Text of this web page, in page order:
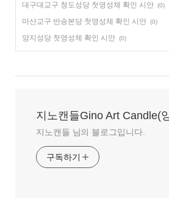
대구대교구 청도성당 첫영성체 확인 시안 (0)
마산교구 반송본당 첫영성체 확인 시안 (0)
양지성당 첫영성체 확인 시안 (0)
지노캔들Gino Art Candle(
지노캔들 님의 블로그입니다.
구독하기